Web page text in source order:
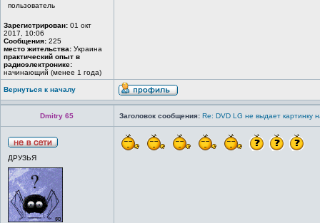
пользователь
Зарегистрирован: 01 окт
2017, 10:06
Сообщения: 225
место жительства: Украина
практический опыт в
радиоэлектронике:
начинающий (менее 1 года)
Вернуться к началу
Dmitry 65 Заголовок сообщения: Re: DVD LG не выдает картинку
ДРУЗЬЯ